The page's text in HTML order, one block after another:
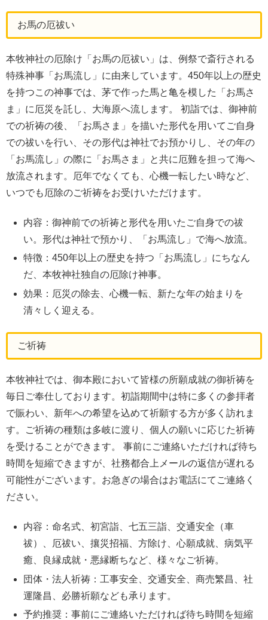
お馬の厄祓い
本牧神社の厄除け「お馬の厄祓い」は、例祭で斎行される
特殊神事「お馬流し」に由来しています。450年以上の歴史
を持つこの神事では、茅で作った馬と亀を模した「お馬さ
ま」に厄災を託し、大海原へ流します。 初詣では、御神前
での祈祷の後、「お馬さま」を描いた形代を用いてご自身
での祓いを行い、その形代は神社でお預かりし、その年の
「お馬流し」の際に「お馬さま」と共に厄難を担って海へ
放流されます。厄年でなくても、心機一転したい時など、
いつでも厄除のご祈祷をお受けいただけます。
内容：御神前での祈祷と形代を用いたご自身での祓
い。形代は神社で預かり、「お馬流し」で海へ放流。
特徴：450年以上の歴史を持つ「お馬流し」にちなん
だ、本牧神社独自の厄除け神事。
効果：厄災の除去、心機一転、新たな年の始まりを
清々しく迎える。
ご祈祷
本牧神社では、御本殿において皆様の所願成就の御祈祷を
毎日ご奉仕しております。初詣期間中は特に多くの参拝者
で賑わい、新年への希望を込めて祈願する方が多く訪れま
す。ご祈祷の種類は多岐に渡り、個人の願いに応じた祈祷
を受けることができます。 事前にご連絡いただければ待ち
時間を短縮できますが、社務都合上メールの返信が遅れる
可能性がございます。お急ぎの場合はお電話にてご連絡く
ださい。
内容：命名式、初宮詣、七五三詣、交通安全（車
祓）、厄祓い、攘災招福、方除け、心願成就、病気平
癒、良縁成就・悪縁断ちなど、様々なご祈祷。
団体・法人祈祷：工事安全、交通安全、商売繁昌、社
運隆昌、必勝祈願なども承ります。
予約推奨：事前にご連絡いただければ待ち時間を短縮